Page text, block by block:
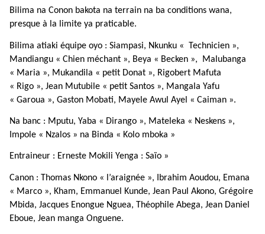
Bilima na Conon bakota na terrain na ba conditions wana,
presque à la limite ya praticable.
Bilima atiaki équipe oyo : Siampasi, Nkunku « Technicien »,
Mandiangu « Chien méchant », Beya « Becken », Malubanga
« Maria », Mukandila « petit Donat », Rigobert Mafuta
« Rigo », Jean Mutubile « petit Santos », Mangala Yafu
« Garoua », Gaston Mobati, Mayele Awul Ayel « Caiman ».
Na banc : Mputu, Yaba « Dirango », Mateleka « Neskens »,
Impole « Nzalos » na Binda « Kolo mboka »
Entraineur : Erneste Mokili Yenga : Saïo »
Canon : Thomas Nkono « l’araignée », Ibrahim Aoudou, Emana
« Marco », Kham, Emmanuel Kunde, Jean Paul Akono, Grégoire
Mbida, Jacques Enongue Nguea, Théophile Abega, Jean Daniel
Eboue, Jean manga Onguene.